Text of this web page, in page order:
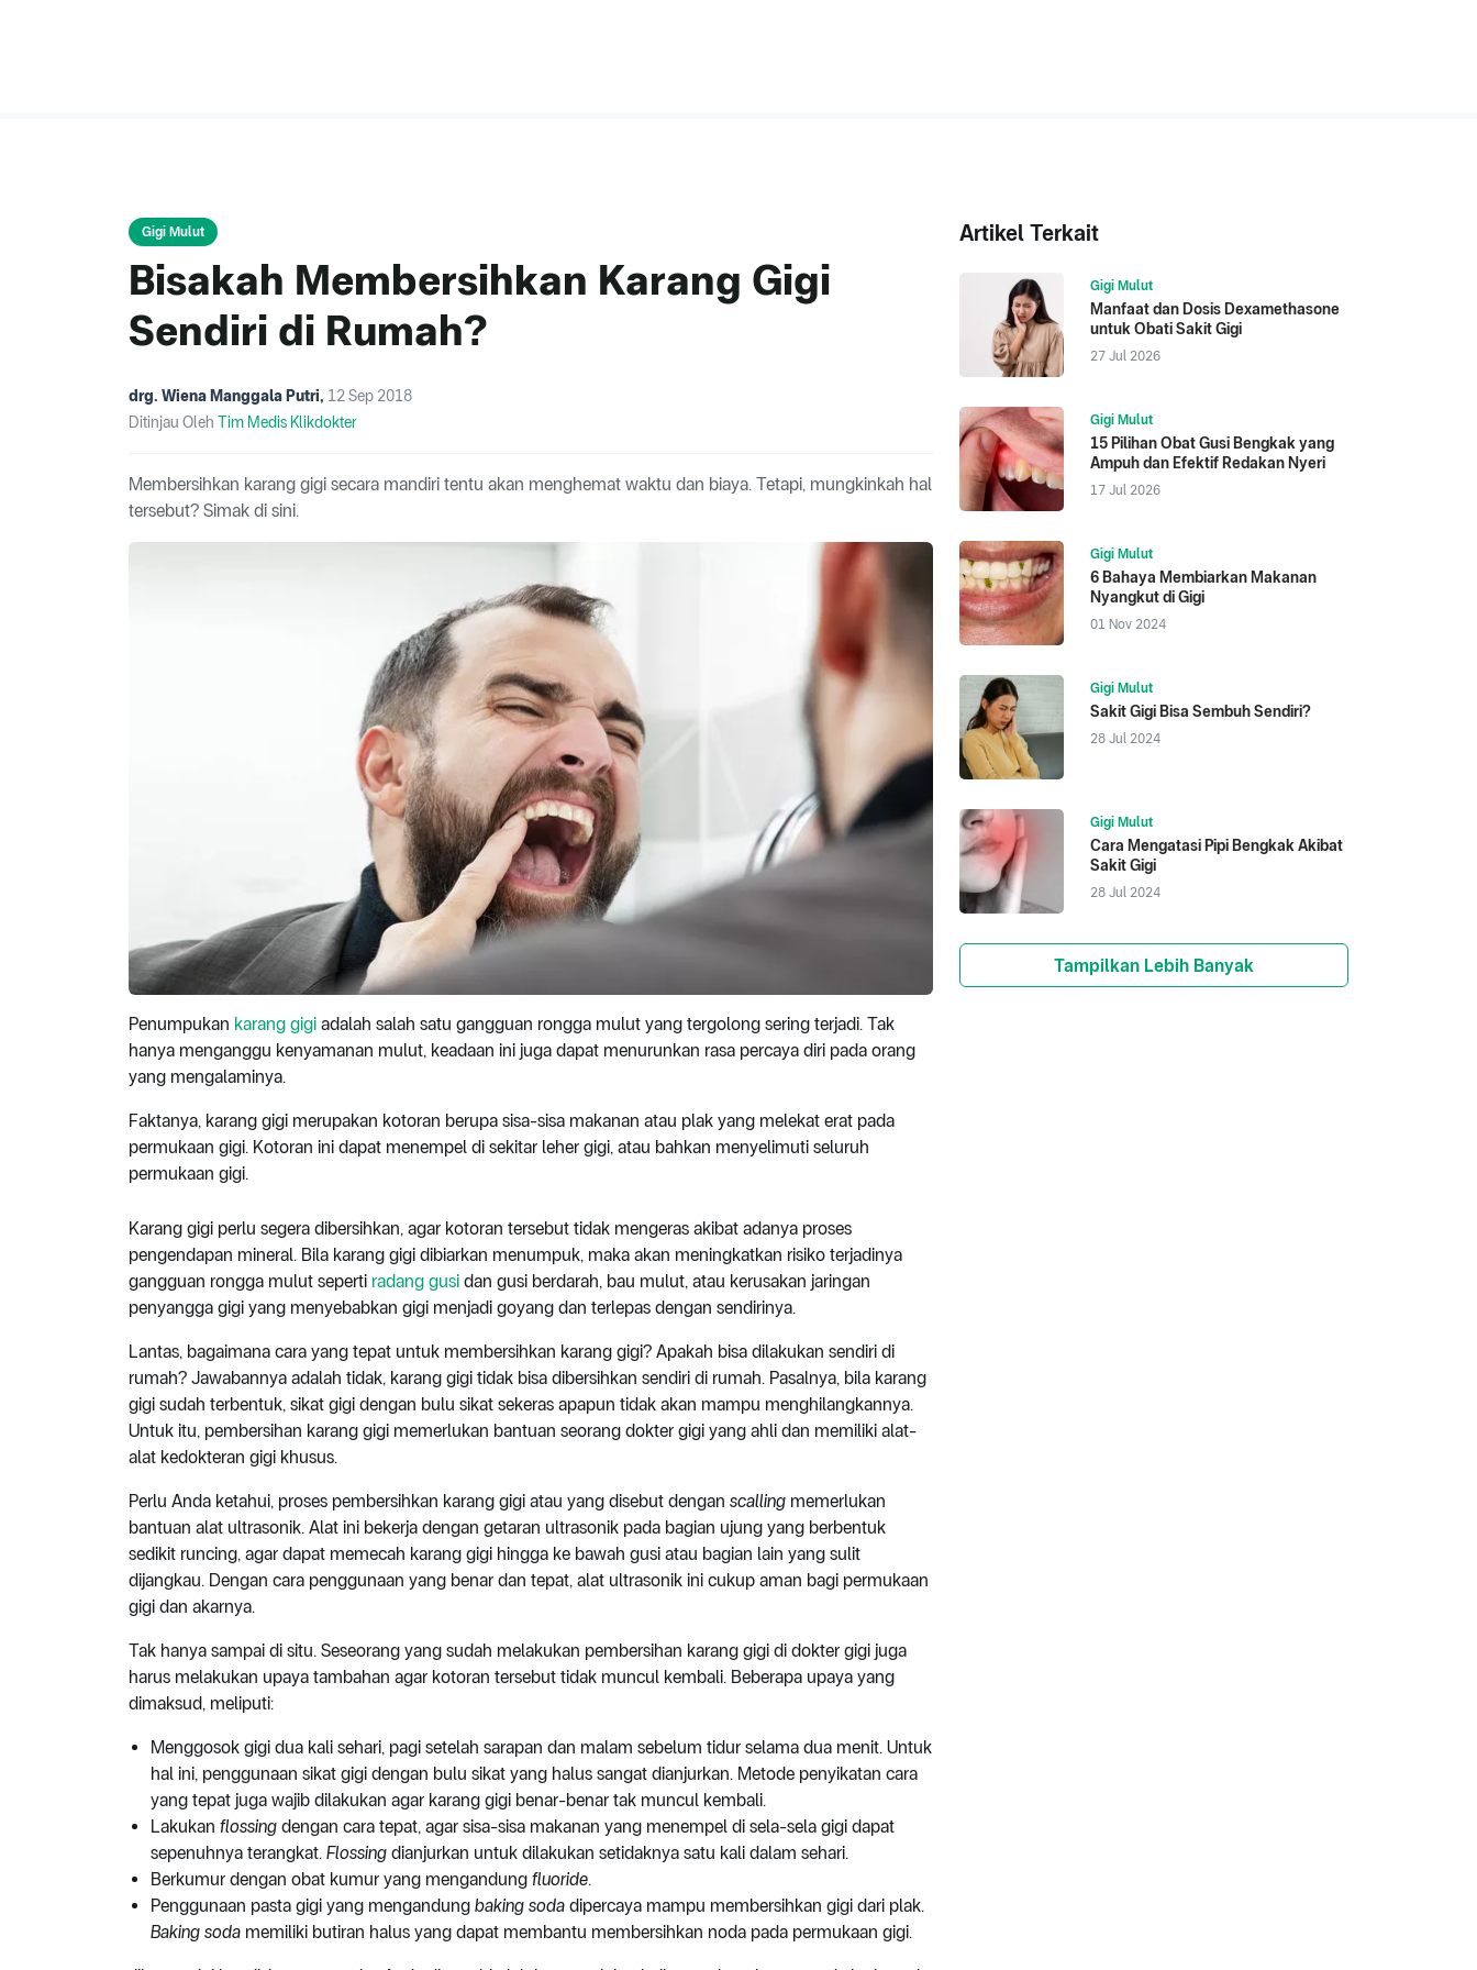
Gigi Mulut
Bisakah Membersihkan Karang Gigi
Sendiri di Rumah?
drg. Wiena Manggala Putri, 12 Sep 2018
Ditinjau Oleh Tim Medis Klikdokter
Membersihkan karang gigi secara mandiri tentu akan menghemat waktu dan biaya. Tetapi, mungkinkah hal
tersebut? Simak di sini.
Penumpukan karang gigi adalah salah satu gangguan rongga mulut yang tergolong sering terjadi. Tak
hanya menganggu kenyamanan mulut, keadaan ini juga dapat menurunkan rasa percaya diri pada orang
yang mengalaminya.
Faktanya, karang gigi merupakan kotoran berupa sisa-sisa makanan atau plak yang melekat erat pada
permukaan gigi. Kotoran ini dapat menempel di sekitar leher gigi, atau bahkan menyelimuti seluruh
permukaan gigi.
Karang gigi perlu segera dibersihkan, agar kotoran tersebut tidak mengeras akibat adanya proses
pengendapan mineral. Bila karang gigi dibiarkan menumpuk, maka akan meningkatkan risiko terjadinya
gangguan rongga mulut seperti radang gusi dan gusi berdarah, bau mulut, atau kerusakan jaringan
penyangga gigi yang menyebabkan gigi menjadi goyang dan terlepas dengan sendirinya.
Lantas, bagaimana cara yang tepat untuk membersihkan karang gigi? Apakah bisa dilakukan sendiri di
rumah? Jawabannya adalah tidak, karang gigi tidak bisa dibersihkan sendiri di rumah. Pasalnya, bila karang
gigi sudah terbentuk, sikat gigi dengan bulu sikat sekeras apapun tidak akan mampu menghilangkannya.
Untuk itu, pembersihan karang gigi memerlukan bantuan seorang dokter gigi yang ahli dan memiliki alat-
alat kedokteran gigi khusus.
Perlu Anda ketahui, proses pembersihkan karang gigi atau yang disebut dengan scalling memerlukan
bantuan alat ultrasonik. Alat ini bekerja dengan getaran ultrasonik pada bagian ujung yang berbentuk
sedikit runcing, agar dapat memecah karang gigi hingga ke bawah gusi atau bagian lain yang sulit
dijangkau. Dengan cara penggunaan yang benar dan tepat, alat ultrasonik ini cukup aman bagi permukaan
gigi dan akarnya.
Tak hanya sampai di situ. Seseorang yang sudah melakukan pembersihan karang gigi di dokter gigi juga
harus melakukan upaya tambahan agar kotoran tersebut tidak muncul kembali. Beberapa upaya yang
dimaksud, meliputi:
Menggosok gigi dua kali sehari, pagi setelah sarapan dan malam sebelum tidur selama dua menit. Untuk
hal ini, penggunaan sikat gigi dengan bulu sikat yang halus sangat dianjurkan. Metode penyikatan cara
yang tepat juga wajib dilakukan agar karang gigi benar-benar tak muncul kembali.
Lakukan flossing dengan cara tepat, agar sisa-sisa makanan yang menempel di sela-sela gigi dapat
sepenuhnya terangkat. Flossing dianjurkan untuk dilakukan setidaknya satu kali dalam sehari.
Berkumur dengan obat kumur yang mengandung fluoride.
Penggunaan pasta gigi yang mengandung baking soda dipercaya mampu membersihkan gigi dari plak.
Baking soda memiliki butiran halus yang dapat membantu membersihkan noda pada permukaan gigi.
Artikel Terkait
Gigi Mulut
Manfaat dan Dosis Dexamethasone
untuk Obati Sakit Gigi
27 Jul 2026
Gigi Mulut
15 Pilihan Obat Gusi Bengkak yang
Ampuh dan Efektif Redakan Nyeri
17 Jul 2026
Gigi Mulut
6 Bahaya Membiarkan Makanan
Nyangkut di Gigi
01 Nov 2024
Gigi Mulut
Sakit Gigi Bisa Sembuh Sendiri?
28 Jul 2024
Gigi Mulut
Cara Mengatasi Pipi Bengkak Akibat
Sakit Gigi
28 Jul 2024
Tampilkan Lebih Banyak